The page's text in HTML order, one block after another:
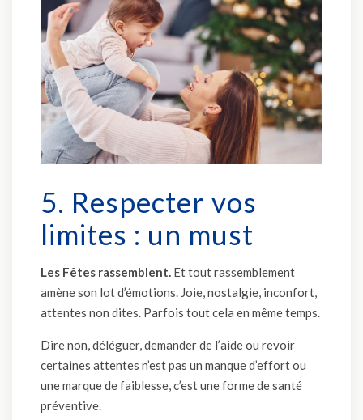
5. Respecter vos
limites : un must
Les Fêtes rassemblent. Et tout rassemblement
amène son lot d’émotions. Joie, nostalgie, inconfort,
attentes non dites. Parfois tout cela en même temps.
Dire non, déléguer, demander de l’aide ou revoir
certaines attentes n’est pas un manque d’effort ou
une marque de faiblesse, c’est une forme de santé
préventive.